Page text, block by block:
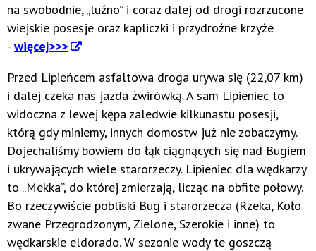
na swobodnie, „luźno” i coraz dalej od drogi rozrzucone
wiejskie posesje oraz kapliczki i przydrożne krzyże
- więcej>>>
Przed Lipieńcem asfaltowa droga urywa się (22,07 km)
i dalej czeka nas jazda żwirówką. A sam Lipieniec to
widoczna z lewej kępa zaledwie kilkunastu posesji,
którą gdy miniemy, innych domostw już nie zobaczymy.
Dojechaliśmy bowiem do łąk ciągnących się nad Bugiem
i ukrywających wiele starorzeczy. Lipieniec dla wędkarzy
to „Mekka”, do której zmierzają, licząc na obfite połowy.
Bo rzeczywiście pobliski Bug i starorzecza (Rzeka, Koło
zwane Przegrodzonym, Zielone, Szerokie i inne) to
wędkarskie eldorado. W sezonie wody te goszczą